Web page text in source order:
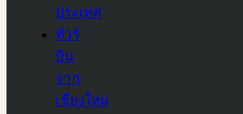
ประเทศ
ทัวร์
บิน
จาก
เชียงใหม่